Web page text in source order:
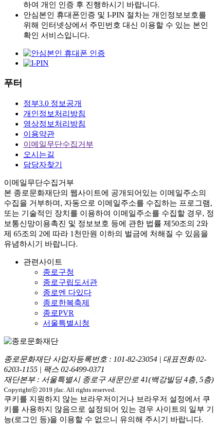
하여 개인 인증 후 진행하시기 바랍니다.
안심본인 휴대폰인증 및 I-PIN 절차는 개인정보보호를
위해 인터넷상에서 주민번호 대신 이용할 수 있는 본인
확인 서비스입니다.
푸터
정부3.0 정보공개
개인정보처리방침
영상정보처리방침
이용약관
이메일무단수집거부
오시는길
담당자찾기
이메일무단수집거부
본 종로문화재단의 웹사이트에 공개되어있는 이메일주소의
수집을 거부하며, 자동으로 이메일주소를 수집하는 프로그램,
또는 기술적인 장치를 이용하여 이메일주소를 수집할 경우, 정
보통신망이용촉진 및 정보보호 등에 관한 법률 제50조의 2와
제 65조의 2에 따라 1천만원 이하의 벌금에 처해질 수 있음을
유념하시기 바랍니다.
관련사이트
종로구청
종로구립도서관
종로엔 다있다
종로한복축제
종로PVR
서울특별시청
종로문화재단 사업자등록번호 : 101-82-23054 | 대표전화02-
6203-1155 | 팩스 02-6499-0371
재단본부 : 서울특별시 종로구 새문안로 41(백강빌딩 4층, 5층)
Copyrightⓒ 2019 jfac. All rights reserved.
쿠키를 지원하지 않는 브라우저이거나 브라우저 설정에서 쿠
키를 사용하지 않음으로 설정되어 있는 경우 사이트의 일부 기
능(로그인 등)을 이용할 수 없으니 유의해 주시기 바랍니다.